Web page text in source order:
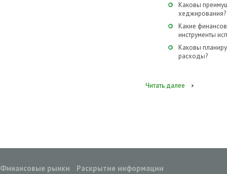
Каковы
хеджирования?
Какие
инструменты
Каковы
расходы?
Читать далее
Финансовые рынки Раскрытие информации